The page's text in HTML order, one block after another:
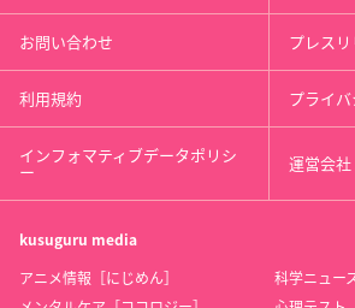
お問い合わせ プレス
利用規約 プライ
インフォマティブデータポリシ
ー 運営会社
kusuguru media
アニメ情報［にじめん］
科学ニュー